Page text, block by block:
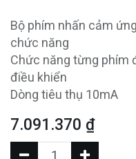
Bộ phím nhấn cảm
chức năng
Chức năng từng phím
điều khiển
Dòng tiêu thụ 10mA
7.091.370 ₫